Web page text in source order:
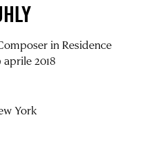
in Residence
2018
York